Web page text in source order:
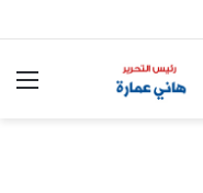
العام المقبل